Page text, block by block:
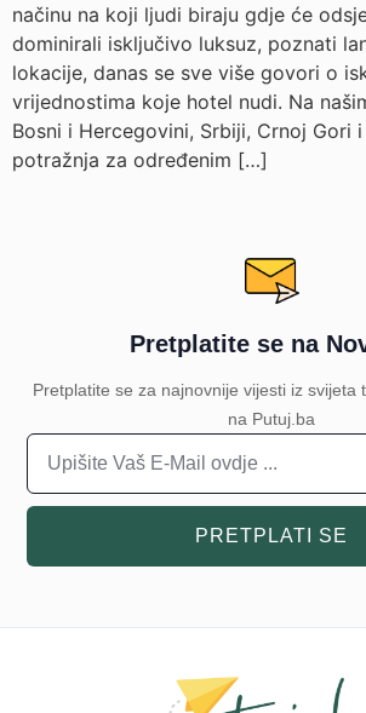
načinu na koji ljudi biraju gdje će
dominirali isključivo luksuz, poznati
lokacije, danas se sve više govori o
vrijednostima koje hotel nudi. Na
Bosni i Hercegovini, Srbiji, Crnoj Gori
potražnja za određenim […]
Pretplatite se na
Pretplatite se za najnovnije vijesti iz svijeta
na Putuj.ba
PRETPLATI SE